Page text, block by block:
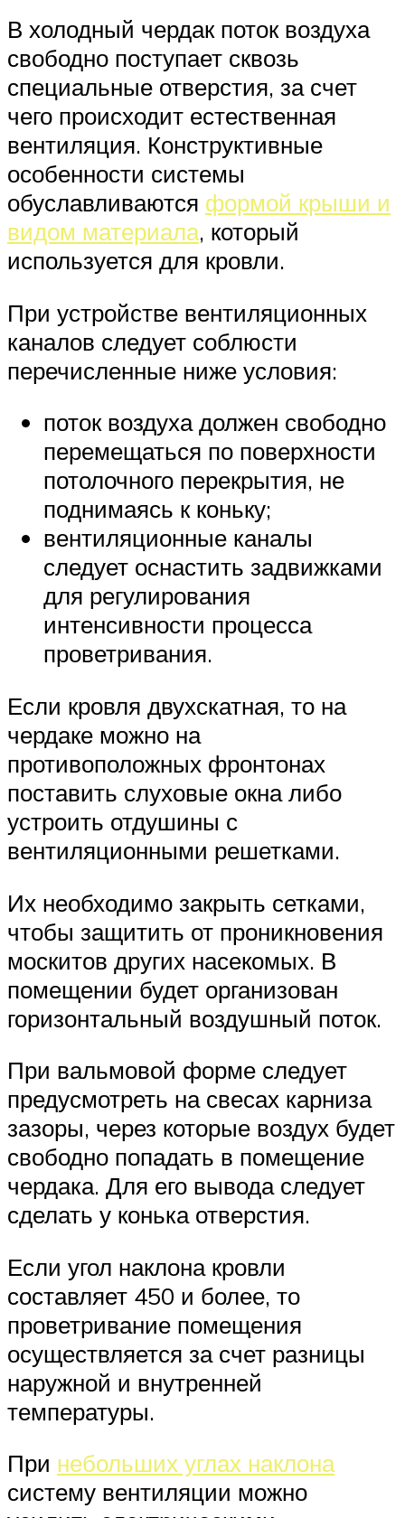
В холодный чердак поток воздуха
свободно поступает сквозь
специальные отверстия, за счет
чего происходит естественная
вентиляция. Конструктивные
особенности системы
обуславливаются формой крыши и
видом материала, который
используется для кровли.
При устройстве вентиляционных
каналов следует соблюсти
перечисленные ниже условия:
поток воздуха должен свободно
перемещаться по поверхности
потолочного перекрытия, не
поднимаясь к коньку;
вентиляционные каналы
следует оснастить задвижками
для регулирования
интенсивности процесса
проветривания.
Если кровля двухскатная, то на
чердаке можно на
противоположных фронтонах
поставить слуховые окна либо
устроить отдушины с
вентиляционными решетками.
Их необходимо закрыть сетками,
чтобы защитить от проникновения
москитов других насекомых. В
помещении будет организован
горизонтальный воздушный поток.
При вальмовой форме следует
предусмотреть на свесах карниза
зазоры, через которые воздух будет
свободно попадать в помещение
чердака. Для его вывода следует
сделать у конька отверстия.
Если угол наклона кровли
составляет 450 и более, то
проветривание помещения
осуществляется за счет разницы
наружной и внутренней
температуры.
При небольших углах наклона
систему вентиляции можно